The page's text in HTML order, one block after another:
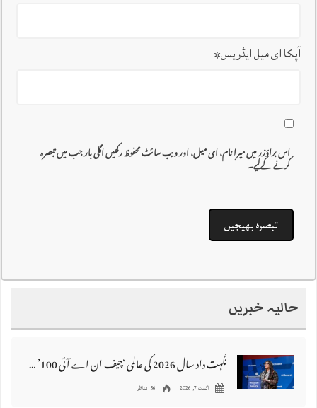
آپکا ای میل ایڈریس*
اس براؤزر میں میرا نام، ای میل، اور ویب سائٹ محفوظ رکھیں اگلی بار جب میں تبصرہ
کرنے کےلیے۔
حالیہ خبریں
نگہت داد سال 2026 کی عالمی ‘چیف ان اے آئی 100’ فہرست میں شامل
اگست 7, 2026 56 مناظر